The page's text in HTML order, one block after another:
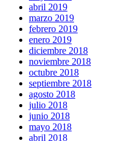
abril 2019
marzo 2019
febrero 2019
enero 2019
diciembre 2018
noviembre 2018
octubre 2018
septiembre 2018
agosto 2018
julio 2018
junio 2018
mayo 2018
abril 2018